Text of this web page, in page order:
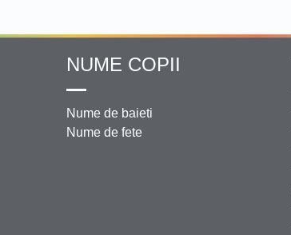
NUME COPII
Nume de baieti
Nume de fete